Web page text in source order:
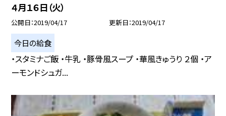
４月１６日（火）
公開日 2019/04/17 更新日 2019/04/17
今日の給食
・スタミナご飯 ・牛乳 ・豚骨風スープ ・華風きゅうり ２個 ・ア
ーモンドシュガ...